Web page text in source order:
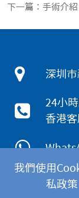
我們使用
私政
下一篇：手術介紹
深圳
24小
香港
隱私